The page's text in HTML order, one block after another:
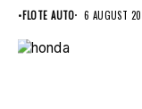
ului său cu grupul
•FLOTE AUTO 6 AUGUST